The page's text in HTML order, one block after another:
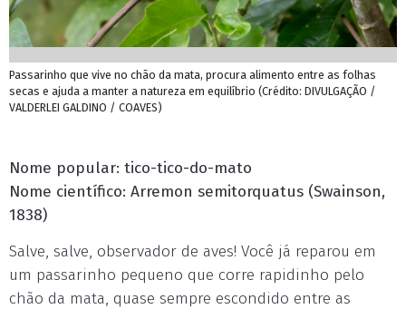
Passarinho que vive no chão da mata, procura alimento entre as folhas
secas e ajuda a manter a natureza em equilíbrio (Crédito: DIVULGAÇÃO /
VALDERLEI GALDINO / COAVES)
Nome popular: tico-tico-do-mato
Nome científico: Arremon semitorquatus (Swainson,
1838)
Salve, salve, observador de aves! Você já reparou em
um passarinho pequeno que corre rapidinho pelo
chão da mata, quase sempre escondido entre as